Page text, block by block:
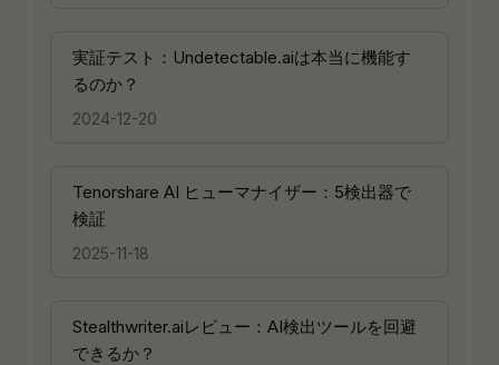
実証テスト：Undetectable.aiは本当に機能す
るのか？
2024-12-20
Tenorshare AI ヒューマナイザー：5検出器で
検証
2025-11-18
Stealthwriter.aiレビュー：AI検出ツールを回避
できるか？